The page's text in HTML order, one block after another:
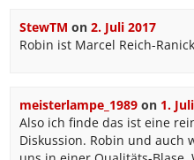
StewTM on 2. Juli 2017
Robin ist Marcel Reich-
meisterlampe_1989on 1.
Also ich finde das ist eine
Diskussion. Robin und auch